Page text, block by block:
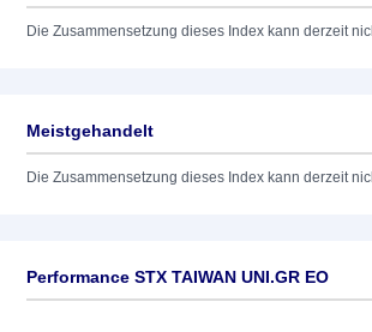
Die Zusammensetzung dieses Index kann derzeit
Meistgehandelt
Die Zusammensetzung dieses Index kann derzeit
Performance STX TAIWAN UNI.GR EO